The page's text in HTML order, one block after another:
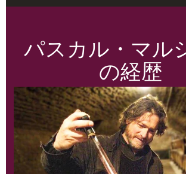
パスカル・マル
の経歴